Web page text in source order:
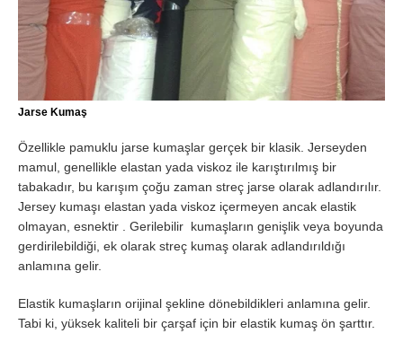
Jarse Kumaş
Özellikle pamuklu jarse kumaşlar gerçek bir klasik. Jerseyden
mamul, genellikle elastan yada viskoz ile karıştırılmış bir
tabakadır, bu karışım çoğu zaman streç jarse olarak adlandırılır.
Jersey kumaşı elastan yada viskoz içermeyen ancak elastik
olmayan, esnektir . Gerilebilir kumaşların genişlik veya boyunda
gerdirilebildiği, ek olarak streç kumaş olarak adlandırıldığı
anlamına gelir.
Elastik kumaşların orijinal şekline dönebildikleri anlamına gelir.
Tabi ki, yüksek kaliteli bir çarşaf için bir elastik kumaş ön şarttır.